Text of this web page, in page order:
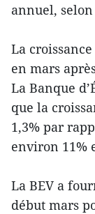
annuel,
La
en mars
La Banque
que la
1,3% par
environ 11%
La BEV a
début mars